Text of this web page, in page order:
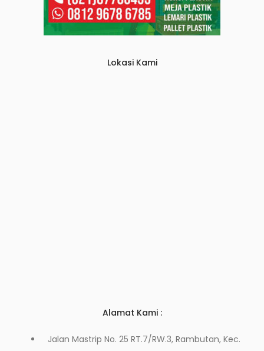
Lokasi Kami
Alamat Kami :
Jalan Mastrip No. 25 RT.7/RW.3, Rambutan, Kec.